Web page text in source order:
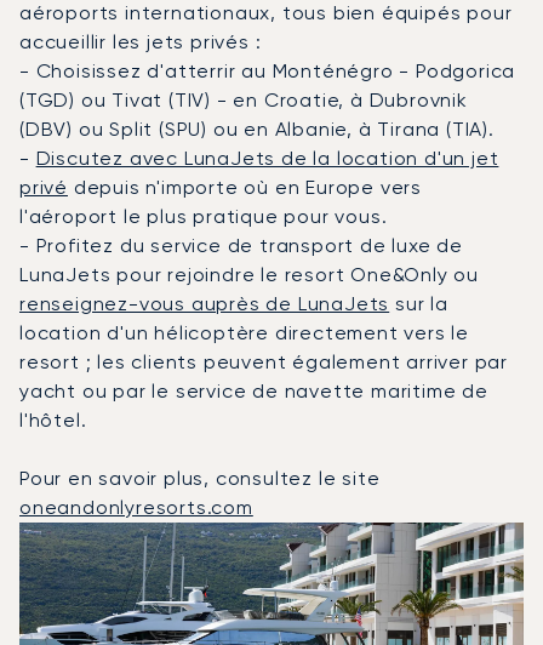
aéroports internationaux, tous bien équipés pour
accueillir les jets privés :
- Choisissez d'atterrir au Monténégro - Podgorica
(TGD) ou Tivat (TIV) - en Croatie, à Dubrovnik
(DBV) ou Split (SPU) ou en Albanie, à Tirana (TIA).
- Discutez avec LunaJets de la location d'un jet
privé depuis n'importe où en Europe vers
l'aéroport le plus pratique pour vous.
- Profitez du service de transport de luxe de
LunaJets pour rejoindre le resort One&Only ou
renseignez-vous auprès de LunaJets sur la
location d'un hélicoptère directement vers le
resort ; les clients peuvent également arriver par
yacht ou par le service de navette maritime de
l'hôtel.
Pour en savoir plus, consultez le site
oneandonlyresorts.com